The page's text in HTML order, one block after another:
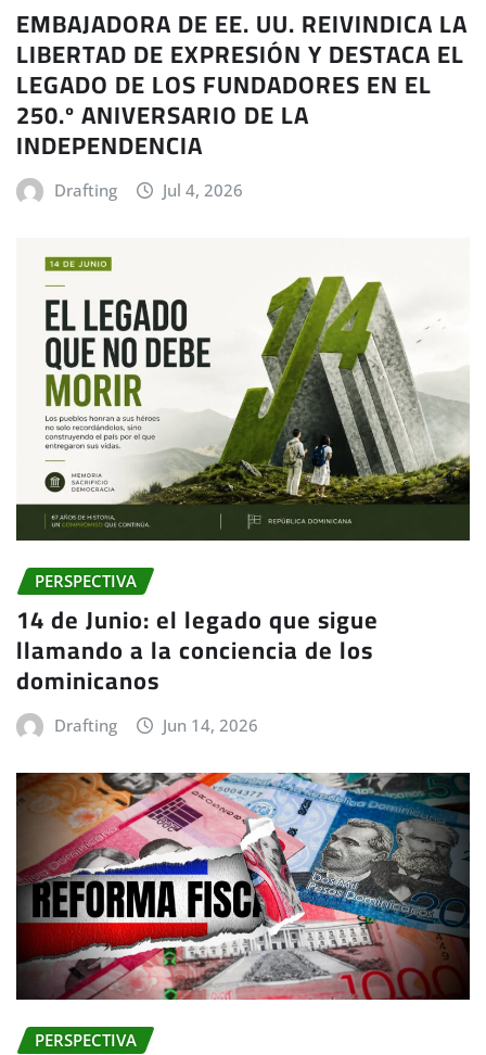
EMBAJADORA DE EE. UU. REIVINDICA LA
LIBERTAD DE EXPRESIÓN Y DESTACA EL
LEGADO DE LOS FUNDADORES EN EL
250.º ANIVERSARIO DE LA
INDEPENDENCIA
Drafting Jul 4, 2026
PERSPECTIVA
14 de Junio: el legado que sigue
llamando a la conciencia de los
dominicanos
Drafting Jun 14, 2026
PERSPECTIVA